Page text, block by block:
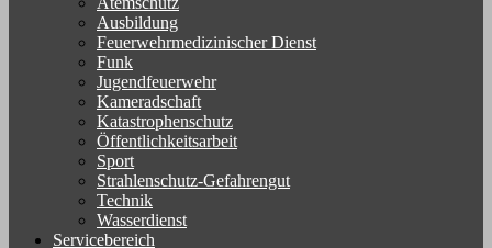
Ausbildung
Feuerwehrmedizinischer Dienst
Funk
Jugendfeuerwehr
Kameradschaft
Katastrophenschutz
Öffentlichkeitsarbeit
Sport
Strahlenschutz-Gefahrengut
Technik
Wasserdienst
Servicebereich